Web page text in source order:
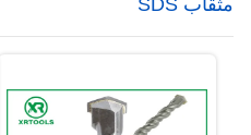
مثقاب SDS